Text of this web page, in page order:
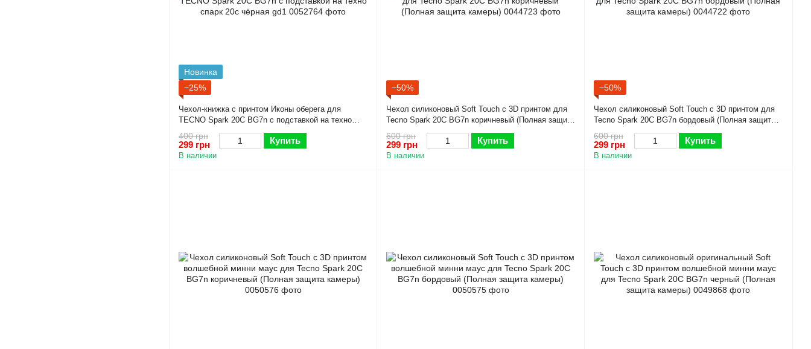
Новинка
−25%
Чехол-книжка с принтом Иконы оберега для
TECNO Spark 20C BG7n с подставкой на техно
спарк 20с чёрная gd1
400 грн
299 грн Купить
В наличии
−50%
Чехол силиконовый Soft Touch с 3D принтом для
Tecno Spark 20C BG7n коричневый (Полная защита
камеры)
600 грн
299 грн Купить
В наличии
−50%
Чехол силиконовый Soft Touch с 3D принтом для
Tecno Spark 20C BG7n бордовый (Полная защита
камеры)
600 грн
299 грн Купить
В наличии